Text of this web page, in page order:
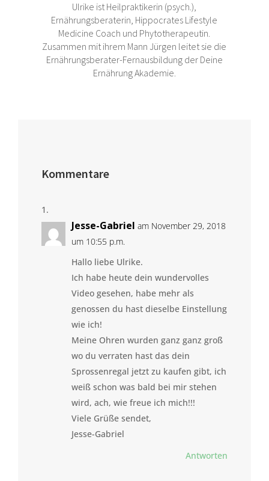
Ulrike ist Heilpraktikerin (psych.),
Ernährungsberaterin, Hippocrates Lifestyle
Medicine Coach und Phytotherapeutin.
Zusammen mit ihrem Mann Jürgen leitet sie die
Ernährungsberater-Fernausbildung der Deine
Ernährung Akademie.
Kommentare
Jesse-Gabriel am November 29, 2018
um 10:55 p.m.
Hallo liebe Ulrike.
Ich habe heute dein wundervolles
Video gesehen, habe mehr als
genossen du hast dieselbe Einstellung
wie ich!
Meine Ohren wurden ganz ganz groß
wo du verraten hast das dein
Sprossenregal jetzt zu kaufen gibt, ich
weiß schon was bald bei mir stehen
wird, ach, wie freue ich mich!!!
Viele Grüße sendet,
Jesse-Gabriel
Antworten